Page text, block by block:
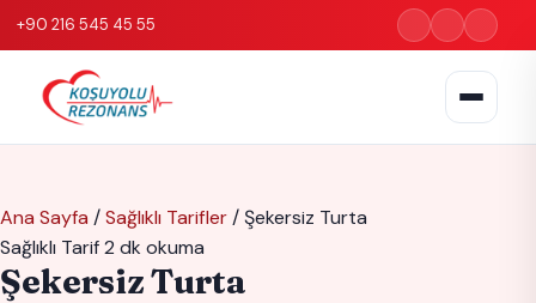
+90 216 545 45 55
Ana Sayfa /Sağlıklı Tarifler/Şekersiz Turta
Sağlıklı Tarif2 dk okuma
Şekersiz Turta